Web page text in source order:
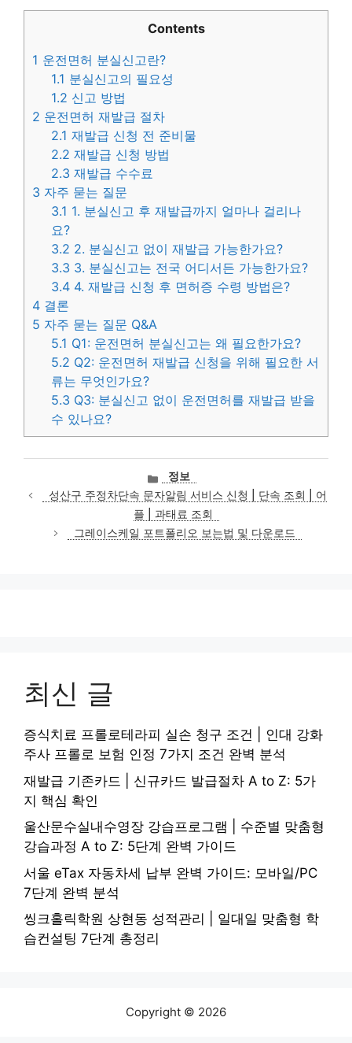
Contents
1 운전면허 분실신고란?
1.1 분실신고의 필요성
1.2 신고 방법
2 운전면허 재발급 절차
2.1 재발급 신청 전 준비물
2.2 재발급 신청 방법
2.3 재발급 수수료
3 자주 묻는 질문
3.1 1. 분실신고 후 재발급까지 얼마나 걸리나
요?
3.2 2. 분실신고 없이 재발급 가능한가요?
3.3 3. 분실신고는 전국 어디서든 가능한가요?
3.4 4. 재발급 신청 후 면허증 수령 방법은?
4 결론
5 자주 묻는 질문 Q&A
5.1 Q1: 운전면허 분실신고는 왜 필요한가요?
5.2 Q2: 운전면허 재발급 신청을 위해 필요한 서
류는 무엇인가요?
5.3 Q3: 분실신고 없이 운전면허를 재발급 받을
수 있나요?
카
테
고
리
정보
성산구 주정차단속 문자알림 서비스 신청 | 단속 조회 | 어
플 | 과태료 조회
그레이스케일 포트폴리오 보는법 및 다운로드
최신 글
증식치료 프롤로테라피 실손 청구 조건 | 인대 강화
주사 프롤로 보험 인정 7가지 조건 완벽 분석
재발급 기존카드 | 신규카드 발급절차 A to Z: 5가
지 핵심 확인
울산문수실내수영장 강습프로그램 | 수준별 맞춤형
강습과정 A to Z: 5단계 완벽 가이드
서울 eTax 자동차세 납부 완벽 가이드: 모바일/PC
7단계 완벽 분석
씽크홀릭학원 상현동 성적관리 | 일대일 맞춤형 학
습컨설팅 7단계 총정리
Copyright © 2026